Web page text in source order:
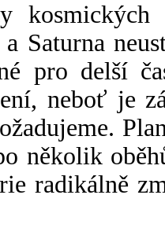
a Saturna
pro delší
neboť je
několik
radikálně